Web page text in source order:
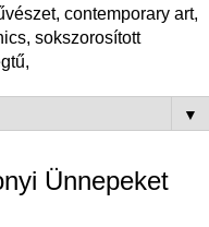
contemporary art,
sokszorosított
▼
Ünnepeket